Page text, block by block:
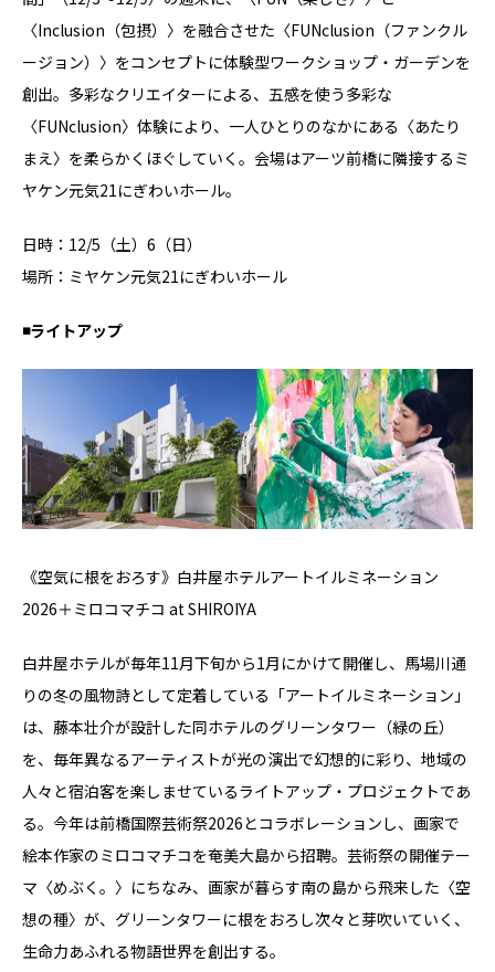
〈Inclusion（包摂）〉を融合させた〈FUNclusion（ファンクル
ージョン）〉をコンセプトに体験型ワークショップ・ガーデンを
創出。多彩なクリエイターによる、五感を使う多彩な
〈FUNclusion〉体験により、⼀人ひとりのなかにある〈あたり
まえ〉を柔らかくほぐしていく。会場はアーツ前橋に隣接するミ
ヤケン元気21にぎわいホール。
日時：12/5（土）6（日）
場所：ミヤケン元気21にぎわいホール
◾️ライトアップ
《空気に根をおろす》白井屋ホテルアートイルミネーション
2026＋ミロコマチコ at SHIROIYA
⽩井屋ホテルが毎年11⽉下旬から1⽉にかけて開催し、⾺場川通
りの冬の風物詩として定着している「アートイルミネーション」
は、藤本壮介が設計した同ホテルのグリーンタワー（緑の丘）
を、毎年異なるアーティストが光の演出で幻想的に彩り、地域の
人々と宿泊客を楽しませているライトアップ・プロジェクトであ
る。今年は前橋国際芸術祭2026とコラボレーションし、画家で
絵本作家のミロコマチコを奄美⼤島から招聘。芸術祭の開催テー
マ〈めぶく。〉にちなみ、画家が暮らす南の島から飛来した〈空
想の種〉が、グリーンタワーに根をおろし次々と芽吹いていく、
⽣命⼒あふれる物語世界を創出する。